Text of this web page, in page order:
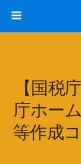
【国税
庁ホー
等作成